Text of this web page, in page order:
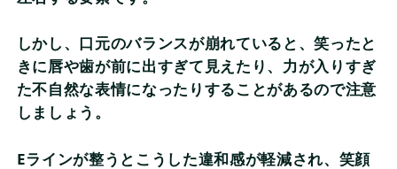
しかし、口元のバランスが崩れていると、笑ったと
きに唇や歯が前に出すぎて見えたり、力が入りすぎ
た不自然な表情になったりすることがあるので注意
しましょう。
Eラインが整うとこうした違和感が軽減され、笑顔